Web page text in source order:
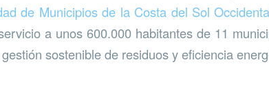
de Municipios de la Costa del Sol
a unos 600.000 habitantes de 11
sostenible de residuos y eficiencia